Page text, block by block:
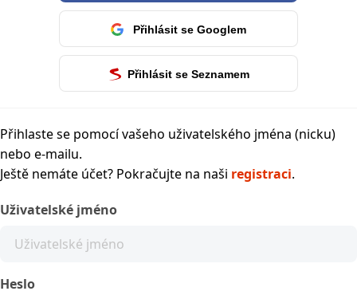
Přihlásit se Googlem
Přihlásit se Seznamem
Přihlaste se pomocí vašeho uživatelského jména (nicku)
nebo e-mailu.
Ještě nemáte účet? Pokračujte na naši registraci.
Uživatelské jméno
Heslo